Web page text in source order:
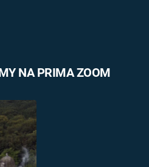
NA PRIMA ZOOM